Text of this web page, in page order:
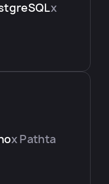
x
x Pathta